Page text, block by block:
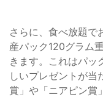
さらに、食べ放題で
産パック120グラム
きます。これはパッ
しいプレゼントが当
賞」や「ニアピン賞